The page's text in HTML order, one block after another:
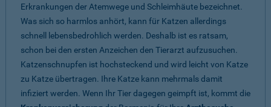
Erkrankungen der Atemwege und Schleimhäute bezeichnet.
Was sich so harmlos anhört, kann für Katzen allerdings
schnell lebensbedrohlich werden. Deshalb ist es ratsam,
schon bei den ersten Anzeichen den Tierarzt aufzusuchen.
Katzenschnupfen ist hochsteckend und wird leicht von Katze
zu Katze übertragen. Ihre Katze kann mehrmals damit
infiziert werden. Wenn Ihr Tier dagegen geimpft ist, kommt die